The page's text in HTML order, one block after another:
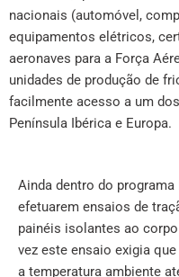
nacionais (automóvel,
equipamentos elétricos,
aeronaves para a Força
unidades de produção de
facilmente acesso a um
Península Ibérica e Europa.
Ainda dentro do programa
efetuarem ensaios de
painéis isolantes ao
vez este ensaio exigia
a temperatura ambiente